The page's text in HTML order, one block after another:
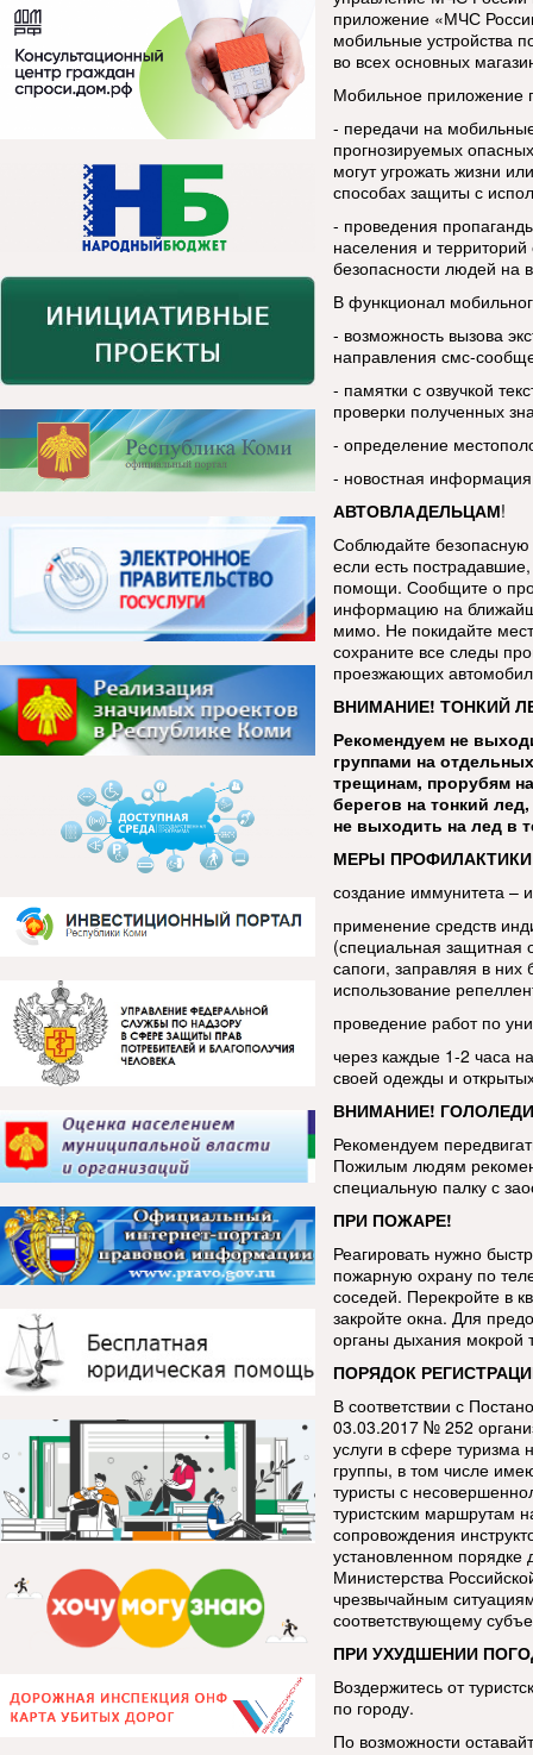
приложение «МЧС
мобильные устройства
во всех основных
Мобильное приложение
- передачи на
прогнозируемых
могут угрожать жизни
способах защиты с
- проведения
населения и
безопасности людей на
В функционал
- возможность вызова
направления смс-
- памятки с озвучкой
проверки полученных
- определение
- новостная
АВТОВЛАДЕЛЬЦАМ!
Соблюдайте
если есть
помощи. Сообщите о
информацию на
мимо. Не покидайте
сохраните все следы
проезжающих
ВНИМАНИЕ! ТОНКИЙ
Рекомендуем не
группами на
трещинам, прорубям
берегов на тонкий
не выходить на лед в
МЕРЫ
создание иммунитета –
применение средств
(специальная защитная
сапоги, заправляя в
использование
проведение работ по
через каждые 1-2 часа
своей одежды и
ВНИМАНИЕ!
Рекомендуем
Пожилым людям
специальную палку с
ПРИ ПОЖАРЕ!
Реагировать нужно
пожарную охрану по
соседей. Перекройте в
закройте окна. Для
органы дыхания мокрой
ПОРЯДОК
В соответствии с
03.03.2017 № 252
услуги в сфере туризма
группы, в том числе
туристы с
туристским маршрутам
сопровождения
установленном
Министерства
чрезвычайным
соответствующему
ПРИ УХУДШЕНИИ
Воздержитесь от
по городу.
По возможности